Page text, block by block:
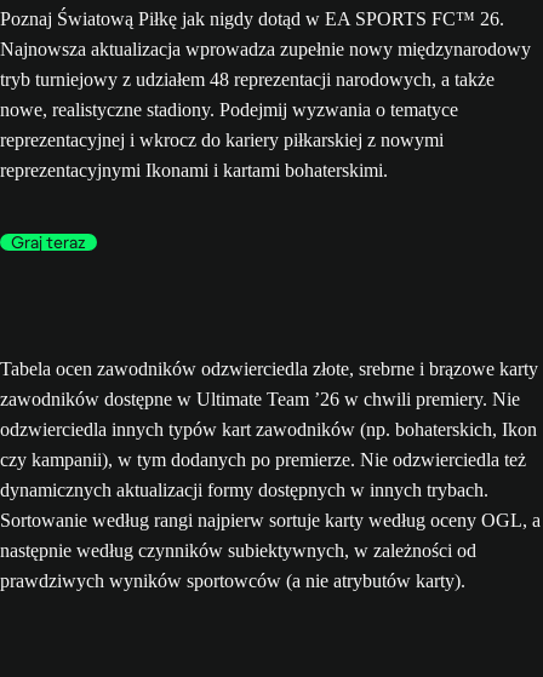
Poznaj Światową Piłkę jak nigdy dotąd w EA SPORTS FC™ 26.
Najnowsza aktualizacja wprowadza zupełnie nowy międzynarodowy
tryb turniejowy z udziałem 48 reprezentacji narodowych, a także
nowe, realistyczne stadiony. Podejmij wyzwania o tematyce
reprezentacyjnej i wkrocz do kariery piłkarskiej z nowymi
reprezentacyjnymi Ikonami i kartami bohaterskimi.
Graj teraz
Tabela ocen zawodników odzwierciedla złote, srebrne i brązowe karty
zawodników dostępne w Ultimate Team ’26 w chwili premiery. Nie
odzwierciedla innych typów kart zawodników (np. bohaterskich, Ikon
czy kampanii), w tym dodanych po premierze. Nie odzwierciedla też
dynamicznych aktualizacji formy dostępnych w innych trybach.
Sortowanie według rangi najpierw sortuje karty według oceny OGL, a
następnie według czynników subiektywnych, w zależności od
prawdziwych wyników sportowców (a nie atrybutów karty).